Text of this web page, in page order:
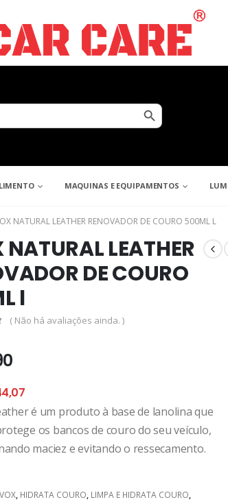
Search Button
MAQUINAS E EQUIPAMENTOS
NATURAL LEATHER RENOVADOR DE COURO 500ML L
NATURAL LEATHER
DE COURO
l
( Não há avaliações ainda. )
é um produto à base de lanolina que
os bancos de couro do seu veículo,
maciez e evitando o ressecamento.
, HIDRATA COURO, LIMPA E HIDRATA COURO,